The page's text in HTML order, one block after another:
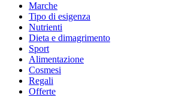
Marche
Tipo di esigenza
Nutrienti
Dieta e dimagrimento
Sport
Alimentazione
Cosmesi
Regali
Offerte